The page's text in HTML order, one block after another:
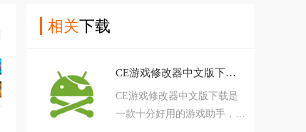
相关下载
CE游戏修改器中文版下载(CEngine)v6.0 最新版
CE游戏修改器中文版下载是
一款十分好用的游戏助手，能